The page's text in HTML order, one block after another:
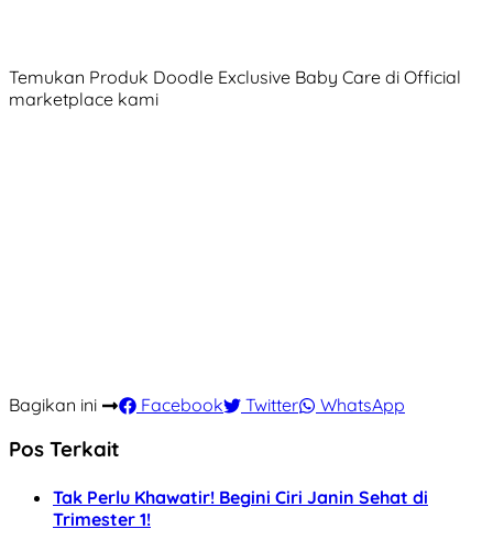
Temukan Produk Doodle Exclusive Baby Care di Official
marketplace kami
Bagikan ini Facebook Twitter WhatsApp
Pos Terkait
Tak Perlu Khawatir! Begini Ciri Janin Sehat di
Trimester 1!